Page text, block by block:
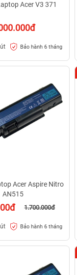
Acer V3 371
Bảo hành 6 tháng
Acer Aspire Nitro
AN515
1.700.000đ
Bảo hành 6 tháng